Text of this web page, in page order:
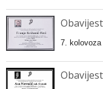
7. kolovoza